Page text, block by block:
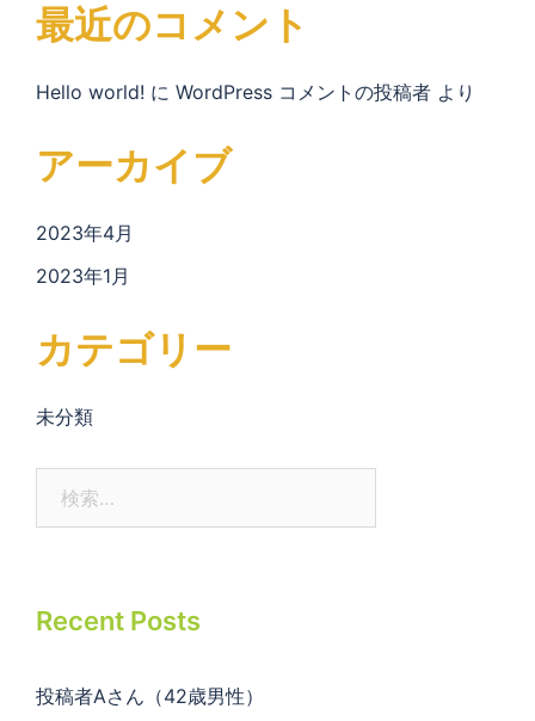
最近のコメント
Hello world! に WordPress コメントの投稿者 より
アーカイブ
2023年4月
2023年1月
カテゴリー
未分類
Recent Posts
投稿者Aさん（42歳男性）